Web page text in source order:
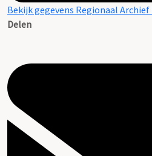
Bekijk gegevens Regionaal
Delen